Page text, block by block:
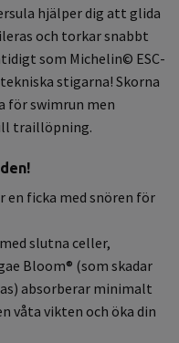
hjälper dig att glida
och torkar snabbt
som Michelin© ESC-
stigarna! Skorna
för swimrun men
traillöpning.
en ficka med snören för
slutna celler,
Bloom® (som skadar
absorberar minimalt
våta vikten och öka din